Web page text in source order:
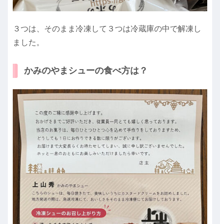
３つは、そのまま冷凍して３つは冷蔵庫の中で解凍し
ました。
かみのやまシューの食べ方は？